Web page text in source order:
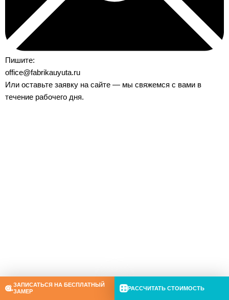
Пишите:
office@fabrikauyuta.ru
Или оставьте заявку на сайте — мы свяжемся с вами в
течение рабочего дня.
ЗАПИСАТЬСЯ НА БЕСПЛАТНЫЙ
ЗАМЕР
РАССЧИТАТЬ СТОИМОСТЬ